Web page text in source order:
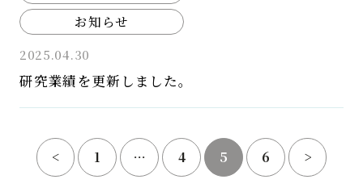
お知らせ
2025.04.30
研究業績を更新しました。
< 1 … 4 5 6 >